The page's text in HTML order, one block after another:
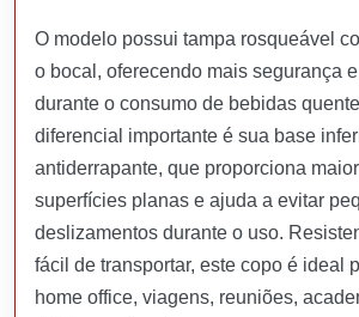
O modelo possui tampa rosqueável
o bocal, oferecendo mais segurança
durante o consumo de bebidas
diferencial importante é sua base
antiderrapante, que proporciona
superfícies planas e ajuda a evitar
deslizamentos durante o uso.
fácil de transportar, este copo é ideal
home office, viagens, reuniões,